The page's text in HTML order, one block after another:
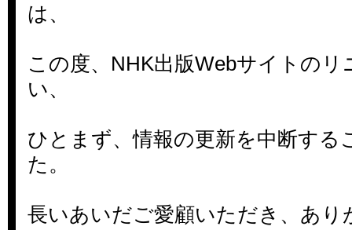
は、
この度、NHK出版Webサイトのリ
い、
ひとまず、情報の更新を中断する
た。
長いあいだご愛顧いただき、あり